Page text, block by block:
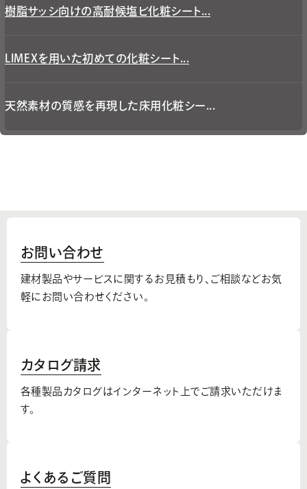
樹脂サッシ向けの高耐候塩ビ化粧シート...
LIMEXを用いた初めての化粧シート...
天然素材の質感を再現した床用化粧シー...
お問い合わせ
建材製品やサービスに関するお見積もり、 ご相談などお気
軽にお問い合わせください。
カタログ請求
各種製品カタログはインターネット上でご請求いただけま
す。
よくあるご質問